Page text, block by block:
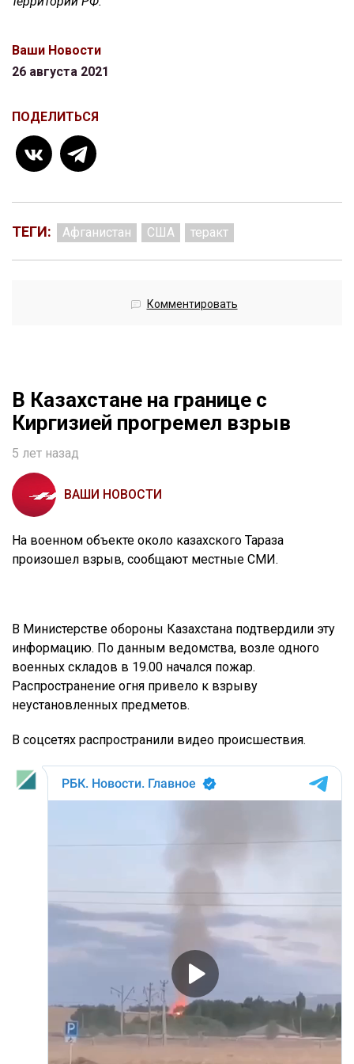
Ваши Новости
26 августа 2021
ПОДЕЛИТЬСЯ
ТЕГИ: Афганистан США теракт
Комментировать
В Казахстане на границе с
Киргизией прогремел взрыв
5 лет назад
ВАШИ НОВОСТИ
На военном объекте около казахского Тараза
произошел взрыв, сообщают местные СМИ.
В Министерстве обороны Казахстана подтвердили эту
информацию. По данным ведомства, возле одного
военных складов в 19.00 начался пожар.
Распространение огня привело к взрыву
неустановленных предметов.
В соцсетях распространили видео происшествия.